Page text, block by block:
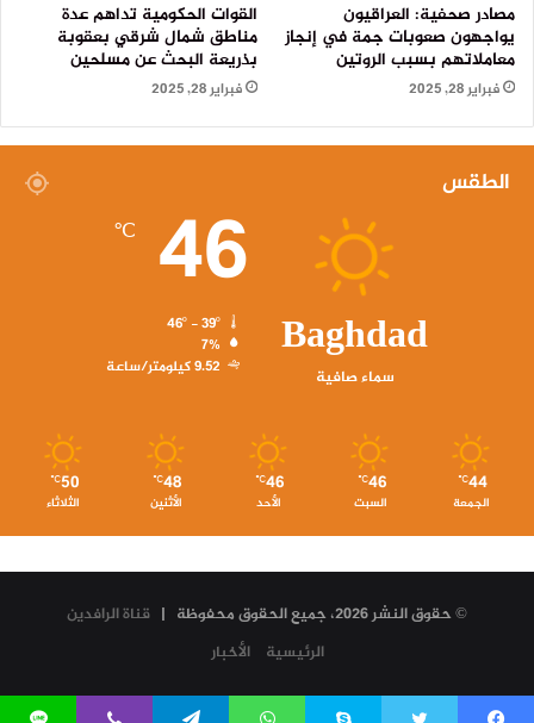
مصادر صحفية: العراقيون
يواجهون صعوبات جمة في إنجاز
معاملاتهم بسبب الروتين
فبراير 28, 2025
القوات الحكومية تداهم عدة
مناطق شمال شرقي بعقوبة
بذريعة البحث عن مسلحين
فبراير 28, 2025
الطقس
Baghdad
سماء صافية
46
℃
7%
9.52 كيلومتر/ساعة
44
℃
الجمعة
46
℃
السبت
46
℃
الأحد
48
℃
الأثنين
50
℃
الثلاثاء
© حقوق النشر 2026، جميع الحقوق محفوظة |
قناة الرافدين
الرئيسية
الأخبار